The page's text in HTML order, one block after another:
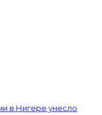
в Нигере унесло